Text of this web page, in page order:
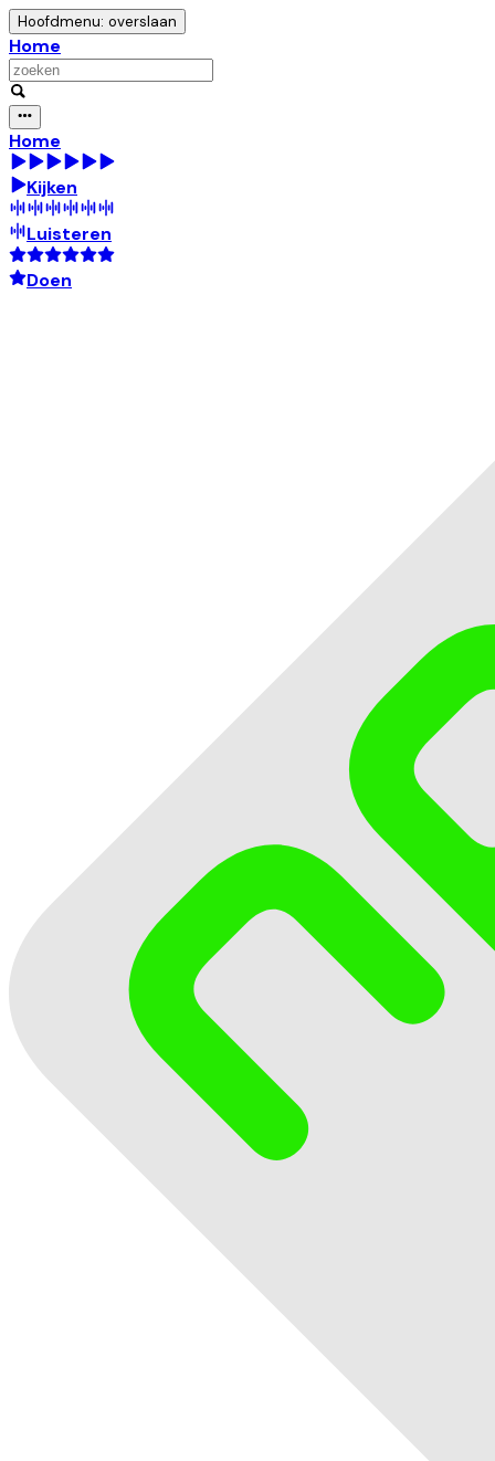
Hoofdmenu: overslaan
Home
Home
Kijken
Luisteren
Doen